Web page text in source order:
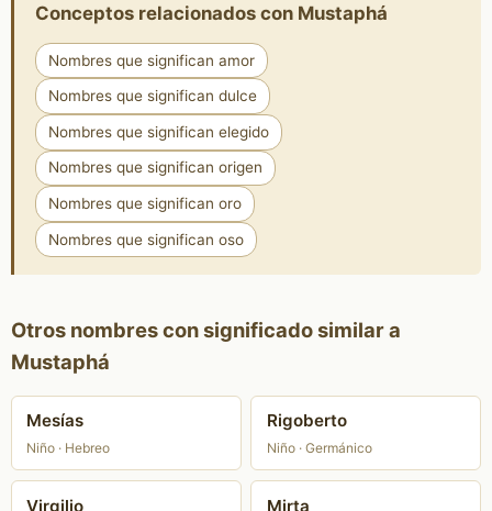
Conceptos relacionados con Mustaphá
Nombres que significan amor
Nombres que significan dulce
Nombres que significan elegido
Nombres que significan origen
Nombres que significan oro
Nombres que significan oso
Otros nombres con significado similar a
Mustaphá
Mesías
Niño · Hebreo
Rigoberto
Niño · Germánico
Virgilio Mirta